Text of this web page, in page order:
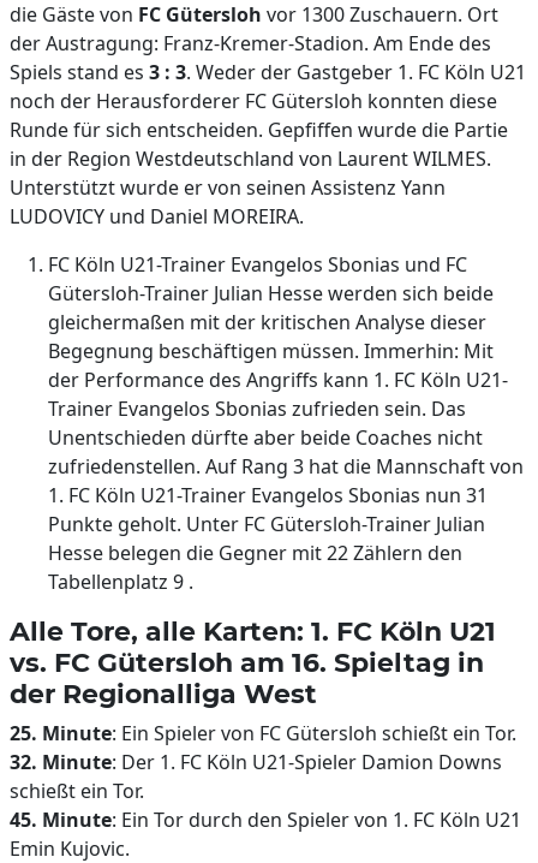
die Gäste von FC Gütersloh vor 1300 Zuschauern. Ort
der Austragung: Franz-Kremer-Stadion. Am Ende des
Spiels stand es 3 : 3. Weder der Gastgeber 1. FC Köln U21
noch der Herausforderer FC Gütersloh konnten diese
Runde für sich entscheiden. Gepfiffen wurde die Partie
in der Region Westdeutschland von Laurent WILMES.
Unterstützt wurde er von seinen Assistenz Yann
LUDOVICY und Daniel MOREIRA.
FC Köln U21-Trainer Evangelos Sbonias und FC
Gütersloh-Trainer Julian Hesse werden sich beide
gleichermaßen mit der kritischen Analyse dieser
Begegnung beschäftigen müssen. Immerhin: Mit
der Performance des Angriffs kann 1. FC Köln U21-
Trainer Evangelos Sbonias zufrieden sein. Das
Unentschieden dürfte aber beide Coaches nicht
zufriedenstellen. Auf Rang 3 hat die Mannschaft von
1. FC Köln U21-Trainer Evangelos Sbonias nun 31
Punkte geholt. Unter FC Gütersloh-Trainer Julian
Hesse belegen die Gegner mit 22 Zählern den
Tabellenplatz 9 .
Alle Tore, alle Karten: 1. FC Köln U21
vs. FC Gütersloh am 16. Spieltag in
der Regionalliga West
25. Minute: Ein Spieler von FC Gütersloh schießt ein Tor.
32. Minute: Der 1. FC Köln U21-Spieler Damion Downs
schießt ein Tor.
45. Minute: Ein Tor durch den Spieler von 1. FC Köln U21
Emin Kujovic.